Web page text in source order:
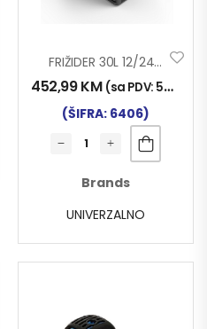
FRIŽIDER 30L 12/24V – 220V
452,99KM (sa PDV: 530,00
(ŠIFRA: 6406)
Brands
UNIVERZALNO